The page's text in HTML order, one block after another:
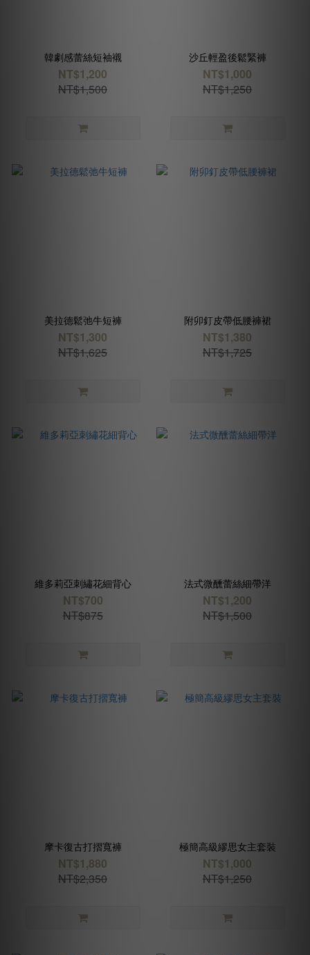
韓劇感蕾絲短袖襯
NT$1,200
NT$1,500
沙丘輕盈後鬆緊褲
NT$1,000
NT$1,250
美拉德鬆弛牛短褲
NT$1,300
NT$1,625
附卯釘皮帶低腰褲裙
NT$1,380
NT$1,725
維多莉亞刺繡花細背心
NT$700
NT$875
法式微醺蕾絲細帶洋
NT$1,200
NT$1,500
摩卡復古打摺寬褲
NT$1,880
NT$2,350
極簡高級繆思女主套裝
NT$1,000
NT$1,250